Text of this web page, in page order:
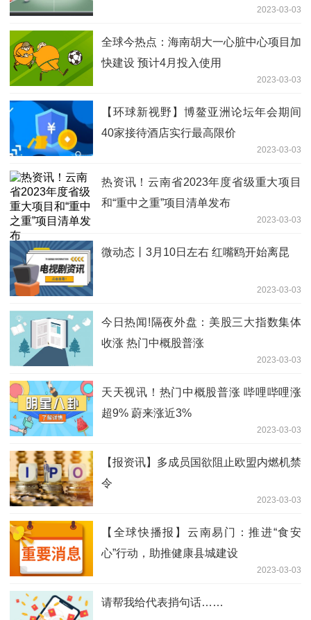
2023-03-03
全球今热点：海南胡大一心脏中心项目加
快建设 预计4月投入使用
2023-03-03
【环球新视野】博鳌亚洲论坛年会期间
40家接待酒店实行最高限价
2023-03-03
热资讯！云南省2023年度省级重大项目
和“重中之重”项目清单发布
2023-03-03
微动态丨3月10日左右 红嘴鸥开始离昆
2023-03-03
今日热闻!隔夜外盘：美股三大指数集体
收涨 热门中概股普涨
2023-03-03
天天视讯！热门中概股普涨 哔哩哔哩涨
超9% 蔚来涨近3%
2023-03-03
【报资讯】多成员国欲阻止欧盟内燃机禁
令
2023-03-03
【全球快播报】云南易门：推进“食安
心”行动，助推健康县城建设
2023-03-03
请帮我给代表捎句话……